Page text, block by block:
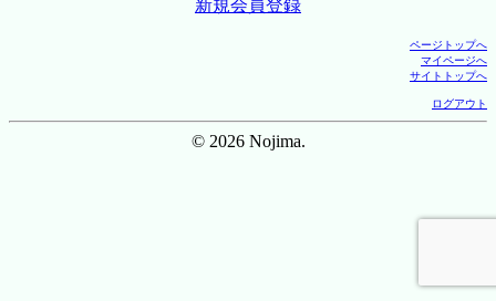
新規会員登録
ページトップへ
マイページへ
サイトトップへ
ログアウト
© 2026 Nojima.